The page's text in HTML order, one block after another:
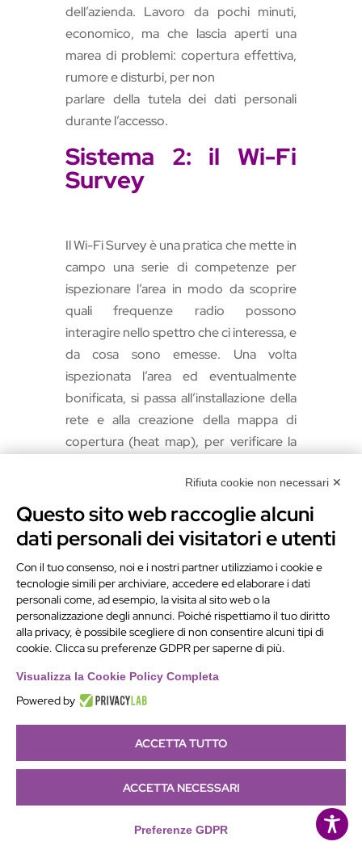
dell’azienda. Lavoro da pochi minuti,
economico, ma che lascia aperti una
marea di problemi: copertura effettiva,
rumore e disturbi, per non
parlare della tutela dei dati personali
durante l’accesso.
Sistema 2: il Wi-Fi
Survey
Il Wi-Fi Survey è una pratica che mette in
campo una serie di competenze per
ispezionare l’area in modo da scoprire
quali frequenze radio possono
interagire nello spettro che ci interessa, e
da cosa sono emesse. Una volta
ispezionata l’area ed eventualmente
bonificata, si passa all’installazione della
rete e alla creazione della mappa di
copertura (heat map), per verificare la
e valutare la necessità di aggiungere
degli access point (facendo attenzione a
non sovrapporre segnali che poi
causerebbero disturbi).
A questo punto l’assistenza informatica
diventa fondamentale per valutare le
performance della rete, i tempi di
risposta degli access point e calibrare
tutta la struttura.
Insomma, come per ogni altra nostra
attività, il punto di partenza è un’analisi
della rete Wifi o “wifi survey” .
Rifiuta cookie non necessari ✕
Questo sito web raccoglie alcuni
dati personali dei visitatori e utenti
Con il tuo consenso, noi e i nostri partner utilizziamo i cookie e
tecnologie simili per archiviare, accedere ed elaborare i dati
personali come, ad esempio, la visita al sito web o la
personalizzazione degli annunci. Poiché rispettiamo il tuo diritto
alla privacy, è possibile scegliere di non consentire alcuni tipi di
cookie. Clicca su preferenze GDPR per saperne di più.
Visualizza la Cookie Policy Completa
Powered by
ACCETTA TUTTO
ACCETTA NECESSARI
Preferenze GDPR